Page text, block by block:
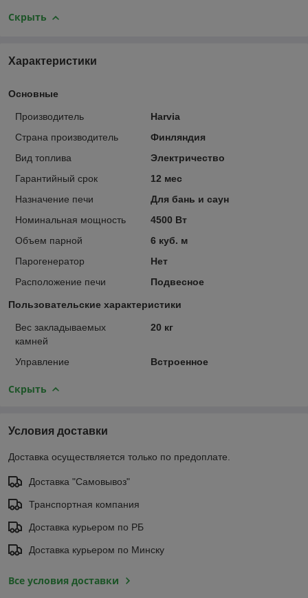
Скрыть
Характеристики
Основные
Производитель
Harvia
Страна производитель
Финляндия
Вид топлива
Электричество
Гарантийный срок
12 мес
Назначение печи
Для бань и саун
Номинальная мощность
4500 Вт
Объем парной
6 куб. м
Парогенератор
Нет
Расположение печи
Подвесное
Пользовательские характеристики
Вес закладываемых
камней
20 кг
Управление Встроенное
Скрыть
Условия доставки
Доставка осуществляется только по предоплате.
Доставка "Самовывоз"
Транспортная компания
Доставка курьером по РБ
Доставка курьером по Минску
Все условия доставки